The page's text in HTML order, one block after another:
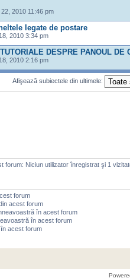
2010 11:46 pm
legate de postare
2010 3:34 pm
DESPRE PANOUL DE
2010 2:16 pm
Afişează subiectele din ultimele:
forum: Niciun utilizator înregistrat şi 1
forum
acest forum
în acest forum
în acest forum
acest forum